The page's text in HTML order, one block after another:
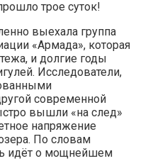
трое суток!
выехала группа
«Армада», которая
и долгие годы
Исследователи,
современной
вышли «на след»
напряжение
По словам
идёт о мощнейшем